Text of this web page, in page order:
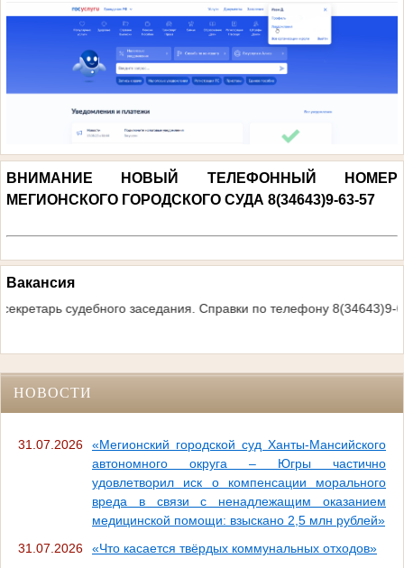
ВНИМАНИЕ НОВЫЙ ТЕЛЕФОННЫЙ НОМЕР
МЕГИОНСКОГО ГОРОДСКОГО СУДА 8(34643)9-63-57
Вакансия
секретарь судебного заседания. Справки по телефону
НОВОСТИ
31.07.2026
«Мегионский городской суд Ханты-Мансийского
автономного округа – Югры частично
удовлетворил иск о компенсации морального
вреда в связи с ненадлежащим оказанием
медицинской помощи: взыскано 2,5 млн рублей»
31.07.2026
«Что касается твёрдых коммунальных отходов»